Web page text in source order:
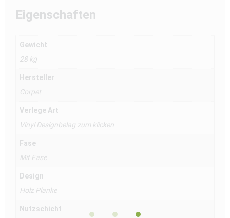
Eigenschaften
Gewicht
28 kg
Hersteller
Corpet
Verlege Art
Vinyl Designbelag zum klicken
Fase
Mit Fase
Design
Holz Planke
Nutzschicht